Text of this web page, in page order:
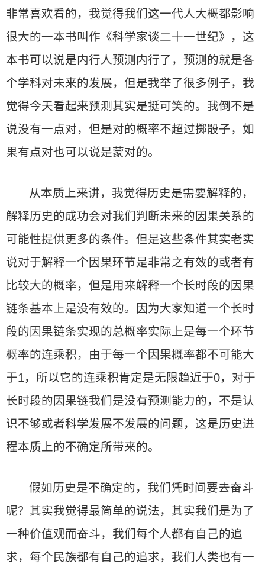
非常喜欢看的，我觉得我们这一代人大概都影响
很大的一本书叫作《科学家谈二十一世纪》，这
本书可以说是内行人预测内行了，预测的就是各
个学科对未来的发展，但是我举了很多例子，我
觉得今天看起来预测其实是挺可笑的。我倒不是
说没有一点对，但是对的概率不超过掷骰子，如
果有点对也可以说是蒙对的。
从本质上来讲，我觉得历史是需要解释的，
解释历史的成功会对我们判断未来的因果关系的
可能性提供更多的条件。但是这些条件其实老实
说对于解释一个因果环节是非常之有效的或者有
比较大的概率，但是用来解释一个长时段的因果
链条基本上是没有效的。因为大家知道一个长时
段的因果链条实现的总概率实际上是每一个环节
概率的连乘积，由于每一个因果概率都不可能大
于1，所以它的连乘积肯定是无限趋近于0，对于
长时段的因果链我们是没有预测能力的，不是认
识不够或者科学发展不发展的问题，这是历史进
程本质上的不确定所带来的。
假如历史是不确定的，我们凭时间要去奋斗
呢？其实我觉得最简单的说法，其实我们是为了
一种价值观而奋斗，我们每个人都有自己的追
求，每个民族都有自己的追求，我们人类也有一